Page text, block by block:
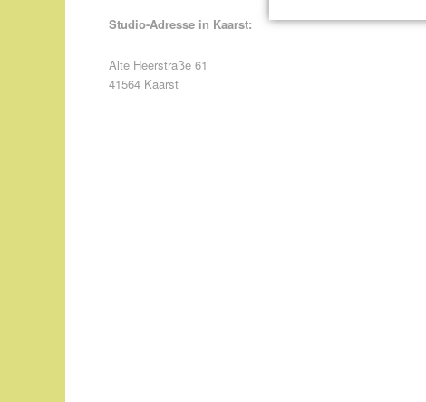
Studio-Adresse in Kaarst:
Alte Heerstraße 61
41564 Kaarst